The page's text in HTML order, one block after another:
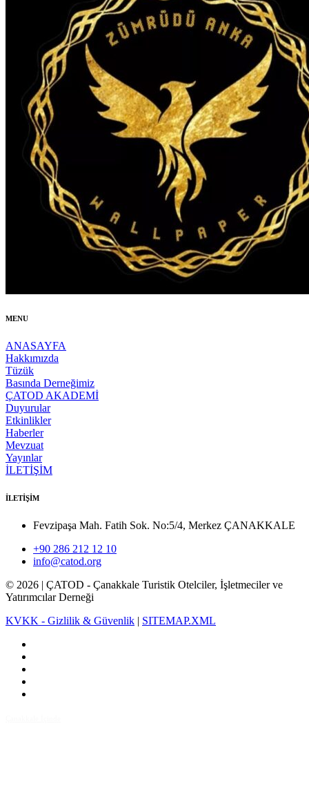
MENU
ANASAYFA
Hakkımızda
Tüzük
Basında Derneğimiz
ÇATOD AKADEMİ
Duyurular
Etkinlikler
Haberler
Mevzuat
Yayınlar
İLETİŞİM
İLETİŞİM
Fevzipaşa Mah. Fatih Sok. No:5/4, Merkez ÇANAKKALE
+90 286 212 12 10
info@catod.org
© 2026 | ÇATOD - Çanakkale Turistik Otelciler, İşletmeciler ve
Yatırımcılar Derneği
KVKK - Gizlilik & Güvenlik | SITEMAP.XML